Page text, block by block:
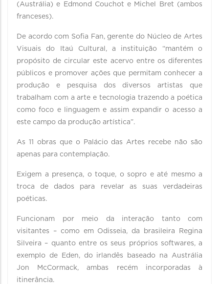
(Austrália) e Edmond Couchot e Michel Bret (ambos
franceses).
De acordo com Sofia Fan, gerente do Núcleo de Artes
Visuais do Itaú Cultural, a instituição “mantém o
propósito de circular este acervo entre os diferentes
públicos e promover ações que permitam conhecer a
produção e pesquisa dos diversos artistas que
trabalham com a arte e tecnologia trazendo a poética
como foco e linguagem e assim expandir o acesso a
este campo da produção artística”.
As 11 obras que o Palácio das Artes recebe não são
apenas para contemplação.
Exigem a presença, o toque, o sopro e até mesmo a
troca de dados para revelar as suas verdadeiras
poéticas.
Funcionam por meio da interação tanto com
visitantes – como em Odisseia, da brasileira Regina
Silveira – quanto entre os seus próprios softwares, a
exemplo de Eden, do irlandês baseado na Austrália
Jon McCormack, ambas recém incorporadas à
itinerância.